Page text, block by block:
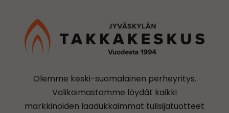
Olemme keski-suomalainen perheyritys.
Valikoimastamme löydät kaikki
markkinoiden laadukkaimmat tulisijatuotteet